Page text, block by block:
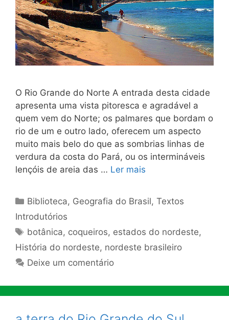
O Rio Grande do Norte A entrada desta cidade
apresenta uma vista pitoresca e agra­dável a
quem vem do Norte; os palmares que bordam o
rio de um e outro lado, oferecem um aspecto
muito mais belo do que as som­brias linhas de
verdura da costa do Pará, ou os intermináveis
len­çóis de areia das … Ler mais
Categorias
Biblioteca, Geografia do Brasil,Textos
Introdutórios
Tags
botânica, coqueiros, estados do nordeste,
História do nordeste, nordeste brasileiro
Deixe um comentário